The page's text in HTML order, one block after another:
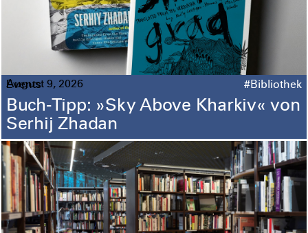
Events #Bibliothek
August 9, 2026
Buch-Tipp: »Sky Above Kharkiv« von
Serhij Zhadan